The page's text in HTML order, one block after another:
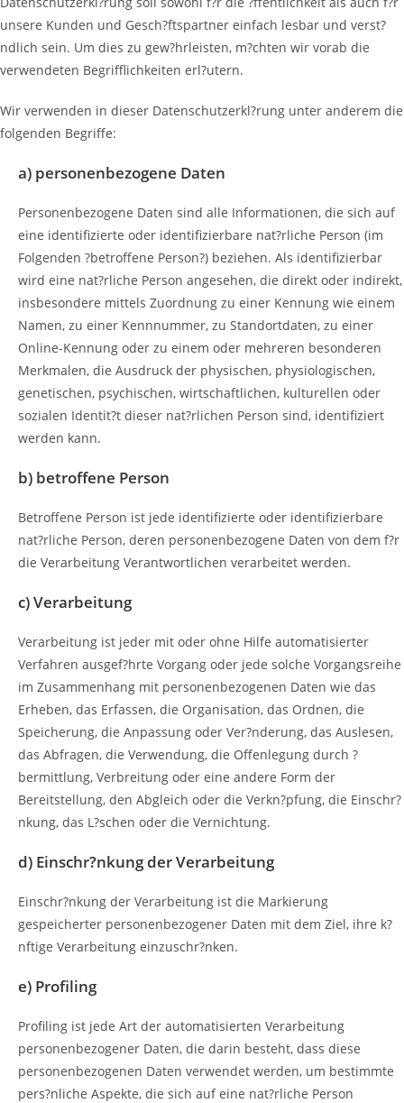
unsere Kunden und Gesch?ftspartner einfach lesbar und verst?
ndlich sein. Um dies zu gew?hrleisten, m?chten wir vorab die
verwendeten Begrifflichkeiten erl?utern.
Wir verwenden in dieser Datenschutzerkl?rung unter anderem die
folgenden Begriffe:
a) personenbezogene Daten
Personenbezogene Daten sind alle Informationen, die sich auf
eine identifizierte oder identifizierbare nat?rliche Person (im
Folgenden ?betroffene Person?) beziehen. Als identifizierbar
wird eine nat?rliche Person angesehen, die direkt oder indirekt,
insbesondere mittels Zuordnung zu einer Kennung wie einem
Namen, zu einer Kennnummer, zu Standortdaten, zu einer
Online-Kennung oder zu einem oder mehreren besonderen
Merkmalen, die Ausdruck der physischen, physiologischen,
genetischen, psychischen, wirtschaftlichen, kulturellen oder
sozialen Identit?t dieser nat?rlichen Person sind, identifiziert
werden kann.
b) betroffene Person
Betroffene Person ist jede identifizierte oder identifizierbare
nat?rliche Person, deren personenbezogene Daten von dem f?r
die Verarbeitung Verantwortlichen verarbeitet werden.
c) Verarbeitung
Verarbeitung ist jeder mit oder ohne Hilfe automatisierter
Verfahren ausgef?hrte Vorgang oder jede solche Vorgangsreihe
im Zusammenhang mit personenbezogenen Daten wie das
Erheben, das Erfassen, die Organisation, das Ordnen, die
Speicherung, die Anpassung oder Ver?nderung, das Auslesen,
das Abfragen, die Verwendung, die Offenlegung durch ?
bermittlung, Verbreitung oder eine andere Form der
Bereitstellung, den Abgleich oder die Verkn?pfung, die Einschr?
nkung, das L?schen oder die Vernichtung.
d) Einschr?nkung der Verarbeitung
Einschr?nkung der Verarbeitung ist die Markierung
gespeicherter personenbezogener Daten mit dem Ziel, ihre k?
nftige Verarbeitung einzuschr?nken.
e) Profiling
Profiling ist jede Art der automatisierten Verarbeitung
personenbezogener Daten, die darin besteht, dass diese
personenbezogenen Daten verwendet werden, um bestimmte
pers?nliche Aspekte, die sich auf eine nat?rliche Person